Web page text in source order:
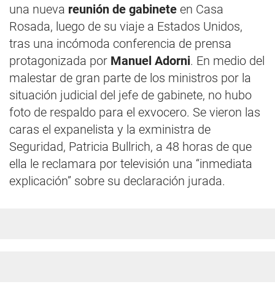
una nueva reunión de gabinete en Casa
Rosada, luego de su viaje a Estados Unidos,
tras una incómoda conferencia de prensa
protagonizada por Manuel Adorni. En medio del
malestar de gran parte de los ministros por la
situación judicial del jefe de gabinete, no hubo
foto de respaldo para el exvocero. Se vieron las
caras el expanelista y la exministra de
Seguridad, Patricia Bullrich, a 48 horas de que
ella le reclamara por televisión una “inmediata
explicación” sobre su declaración jurada.